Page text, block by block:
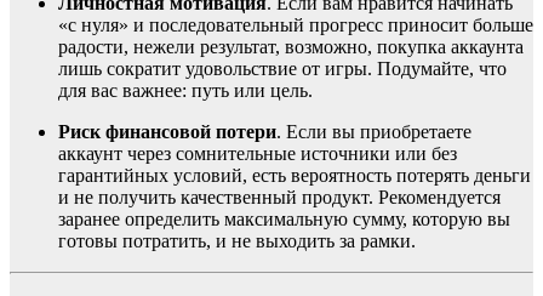
«с нуля» и последовательный прогресс приносит больше
радости, нежели результат, возможно, покупка аккаунта
лишь сократит удовольствие от игры. Подумайте, что
для вас важнее: путь или цель.
Риск финансовой потери. Если вы приобретаете
аккаунт через сомнительные источники или без
гарантийных условий, есть вероятность потерять деньги
и не получить качественный продукт. Рекомендуется
заранее определить максимальную сумму, которую вы
готовы потратить, и не выходить за рамки.